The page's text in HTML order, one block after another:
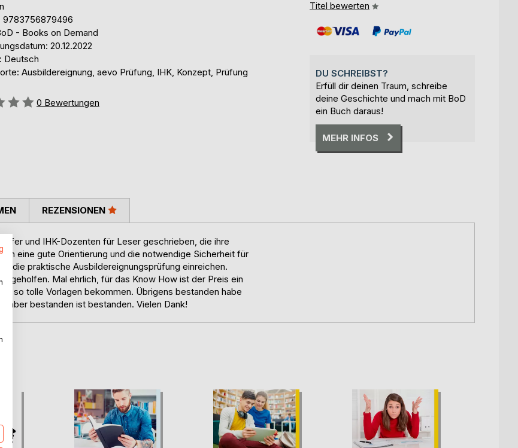
9783756879496
- Books on Demand
20.12.2022
Deutsch
Ausbildereignung, aevo Prüfung, IHK, Konzept, Prüfung
0 Bewertungen
Titel bewerten
DU SCHREIBST?
Erfüll dir deinen Traum, schreibe
deine Geschichte und mach mit BoD
ein Buch daraus!
MEHR INFOS
und IHK-Dozenten für Leser geschrieben, die ihre
eine gute Orientierung und die notwendige Sicherheit für
die praktische Ausbildereignungsprüfung einreichen.
Mal ehrlich, für das Know How ist der Preis ein
so tolle Vorlagen bekommen. Übrigens bestanden habe
aber bestanden ist bestanden. Vielen Dank!
REZENSIONEN